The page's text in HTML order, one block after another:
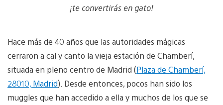
¡te convertirás en gato!
Hace más de 40 años que las autoridades mágicas
cerraron a cal y canto la vieja estación de Chamberí,
situada en pleno centro de Madrid (Plaza de Chamberí,
28010, Madrid). Desde entonces, pocos han sido los
muggles que han accedido a ella y muchos de los que se